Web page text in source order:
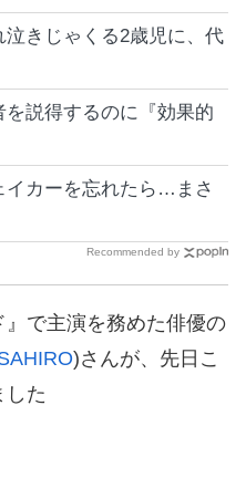
きじゃくる2歳児に、代
説得するのに『効果的
イカーを忘れたら…まさ
Recommended by
』で主演を務めた俳優の
)さんが、先日こ
した